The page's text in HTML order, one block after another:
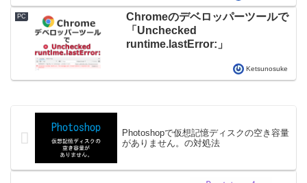
PC
Chromeのデベロッパーツールで
「Unchecked
runtime.lastError:」
Ketsunosuke
Photoshopで仮想記憶ディスクの空き容量
がありません。の対処法